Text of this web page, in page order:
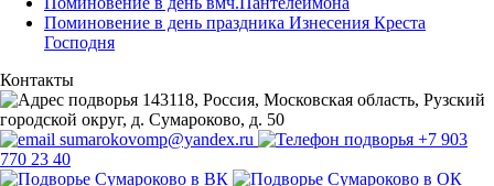
Поминовение в день праздника Изнесения Креста
Господня
Контакты
143118, Россия, Московская область, Рузский
городской округ, д. Сумароково, д. 50
sumarokovomp@yandex.ru
+7 903
770 23 40